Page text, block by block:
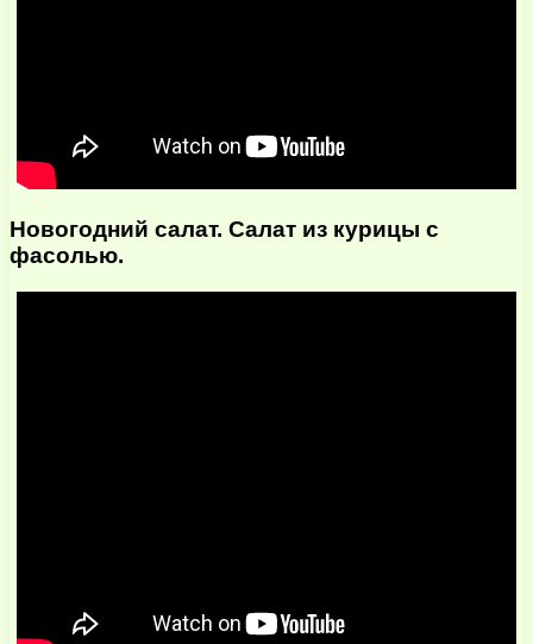
Новогодний салат. Салат из курицы с
фасолью.